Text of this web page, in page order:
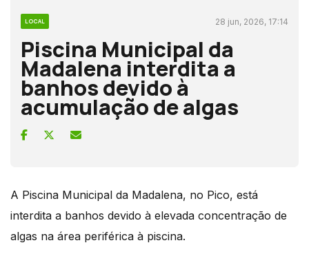
LOCAL 28 jun, 2026, 17:14
Piscina Municipal da
Madalena interdita a
banhos devido à
acumulação de algas
A Piscina Municipal da Madalena, no Pico, está
interdita a banhos devido à elevada concentração de
algas na área periférica à piscina.